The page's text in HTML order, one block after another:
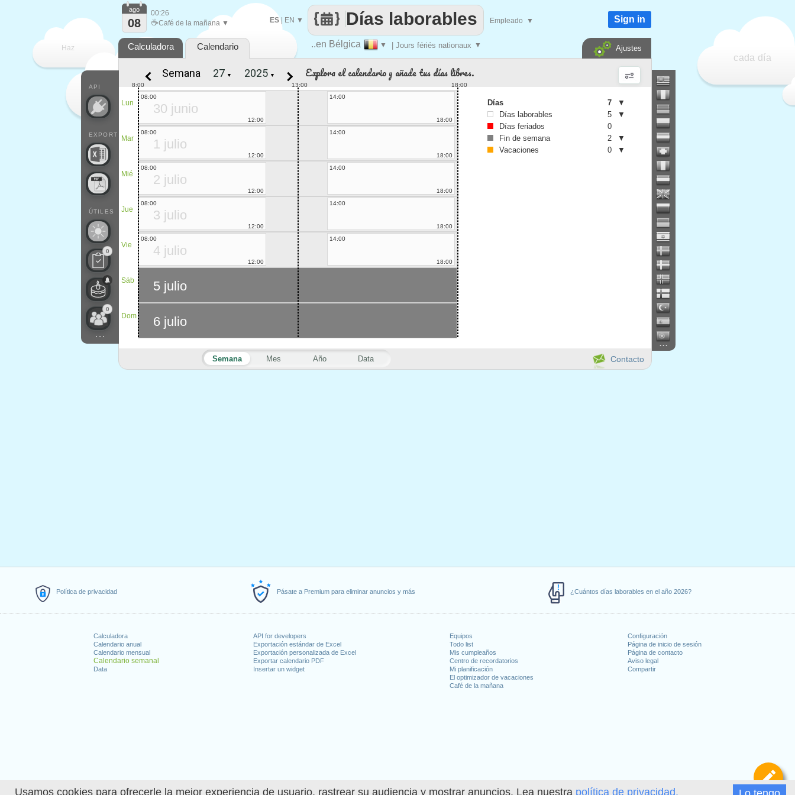
Usamos cookies para ofrecerle la mejor experiencia de usuario, rastrear su audiencia y mostrar anuncios. Lea nuestra política de privacidad.
Política de privacidad Pásate a Premium para eliminar anuncios y más ¿Cuántos días laborables en el año 2026?
Calculadora
Calendario anual
Calendario mensual
Calendario semanal
Data
API for developers
Exportación estándar de Excel
Exportación personalizada de Excel
Exportar calendario PDF
Insertar un widget
Equipos
Todo list
Mis cumpleaños
Centro de recordatorios
Mi planificación
El optimizador de vacaciones
Café de la mañana
Configuración
Página de inicio de sesión
Página de contacto
Aviso legal
Compartir
Haz
que
cada día
..en Bélgica ▼ | Jours fériés nationaux ▼
Días laborables
ES| EN ▼ Empleado ▼
API
EXPORT
ÚTILES
0
0
...
ago
08
00:26
☕Café de la mañana ▼ Sign in
Calculadora Calendario Ajustes
...
Contacto
Semana Mes Año Data
Semana ▼ ▼ Explora el calendario y añade tus días libres.
Lun
Mar
Mié
Jue
Vie
Sáb
Dom
13:00
8:00 18:00
30 junio
08:00
12:00
14:00
18:00
1 julio
08:00
12:00
14:00
18:00
2 julio
08:00
12:00
14:00
18:00
3 julio
08:00
12:00
14:00
18:00
4 julio
08:00
12:00
14:00
18:00
5 julio
6 julio
Días 7
▼
Días laborables
5
▼
Días feriados
0
Fin de semana
2
▼
Vacaciones
0 ▼